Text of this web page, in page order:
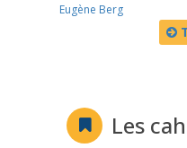
Eugène Berg
Les